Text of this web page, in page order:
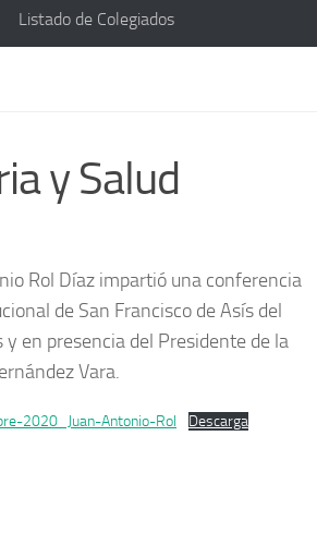
Listado de Colegiados
y Salud
Rol Díaz impartió una conferencia
de San Francisco de Asís del
en presencia del Presidente de la
Vara.
2020_Juan-Antonio-Rol Descarga